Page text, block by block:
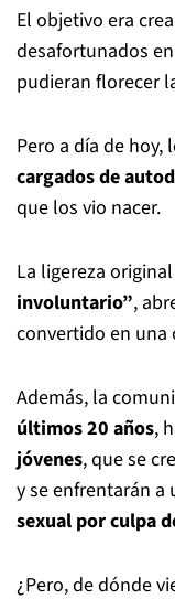
El objetivo era
desafortunados
pudieran florecer
Pero a día de hoy,
cargados de
que los vio nacer.
La ligereza
involuntario”,
convertido en una
Además, la
últimos 20 años,
jóvenes, que se
y se enfrentarán a
sexual por culpa
¿Pero, de dónde